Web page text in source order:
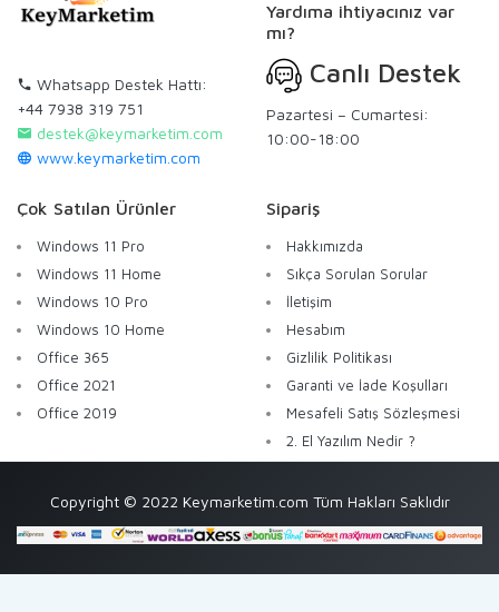
Whatsapp Destek Hattı:
+44 7938 319 751
destek@keymarketim.com
www.keymarketim.com
Yardıma ihtiyacınız var
mı?
Canlı Destek
Pazartesi – Cumartesi:
10:00-18:00
Çok Satılan Ürünler
Windows 11 Pro
Windows 11 Home
Windows 10 Pro
Windows 10 Home
Office 365
Office 2021
Office 2019
Sipariş
Hakkımızda
Sıkça Sorulan Sorular
İletişim
Hesabım
Gizlilik Politikası
Garanti ve İade Koşulları
Mesafeli Satış Sözleşmesi
2. El Yazılım Nedir ?
Copyright © 2022 Keymarketim.com Tüm Hakları Saklıdır